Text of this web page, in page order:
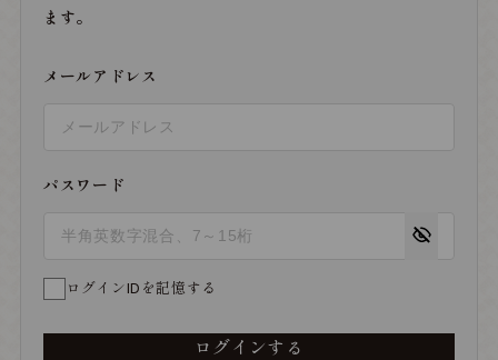
ます。
メールアドレス
パスワード
ログインIDを記憶する
ログインする